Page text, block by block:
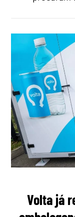
Volta já